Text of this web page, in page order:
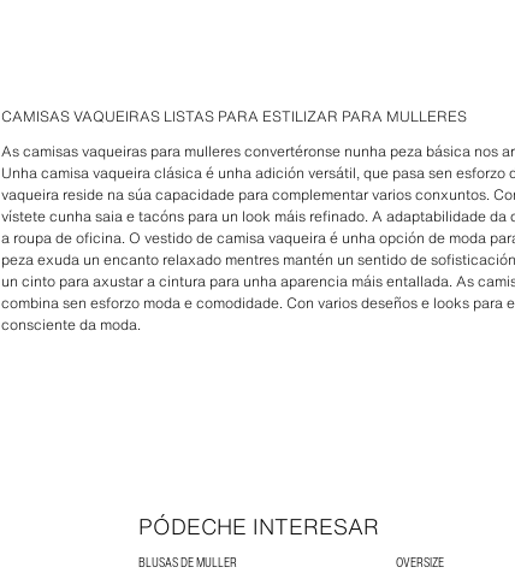
CAMISAS VAQUEIRAS LISTAS PARA ESTILIZAR PARA MULLERES
As camisas vaqueiras para mulleres convertéronse nunha peza básica nos
Unha camisa vaqueira clásica é unha adición versátil, que pasa sen
vaqueira reside na súa capacidade para complementar varios conxuntos.
vístete cunha saia e tacóns para un look máis refinado. A adaptabilidade
a roupa de oficina. O vestido de camisa vaqueira é unha opción de moda
peza exuda un encanto relaxado mentres mantén un sentido de
un cinto para axustar a cintura para unha aparencia máis entallada. As
combina sen esforzo moda e comodidade. Con varios deseños e looks
consciente da moda.
PÓDECHE INTERESAR
BLUSAS DE MULLER OVERSIZE